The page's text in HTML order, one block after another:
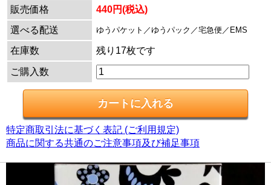
販売価格
440円(税込)
選べる配送
ゆうパケット／ゆうパック／宅急便／EMS
在庫数 残り17枚です
ご購入数
特定商取引法に基づく表記 (ご利用規定)
商品に関する共通のご注意事項及び補足事項